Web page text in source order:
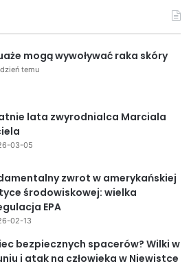
mogą wywoływać raka skóry
temu
lata zwyrodnialca Marciala
03-05
zwrot w amerykańskiej
środowiskowej: wielka
EPA
02-13
bezpiecznych spacerów? Wilki w
i atak na człowieka w Niewistce